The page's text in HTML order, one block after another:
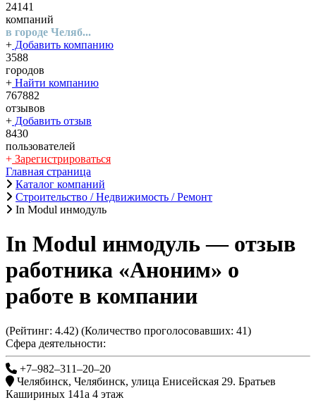
24141
компаний
в городе Челяб...
+ Добавить компанию
3588
городов
+ Найти компанию
767882
отзывов
+ Добавить отзыв
8430
пользователей
+ Зарегистрироваться
Главная страница
Каталог компаний
Строительство / Недвижимость / Ремонт
In Modul инмодуль
In Modul инмодуль— отзыв
работника «Аноним» о
работе в компании
(Рейтинг: 4.42) (Количество проголосовавших: 41)
Сфера деятельности:
+7‒982‒311‒20‒20
Челябинск, Челябинск, улица Енисейская 29. Братьев
Кашириных 141а 4 этаж